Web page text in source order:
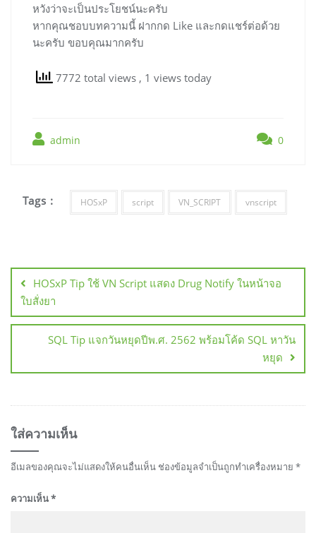
หวังว่าจะเป็นประโยชน์นะครับ
หากคุณชอบบทความนี้ ฝากกด Like และกดแชร์ต่อด้วย
นะครับ ขอบคุณมากครับ
7772 total views , 1 views today
admin 0
Tags : HOSxP script VN_SCRIPT vnscript
เรื่องHOSxP Tip ใช้ VN Script แสดง Drug Notify ในหน้าจอ
ใบสั่งยา
SQL Tip แจกวันหยุดปีพ.ศ. 2562 พร้อมโค้ด SQL หาวัน
หยุด
ใส่ความเห็น
อีเมลของคุณจะไม่แสดงให้คนอื่นเห็น ช่องข้อมูลจำเป็นถูกทำเครื่องหมาย *
ความเห็น*